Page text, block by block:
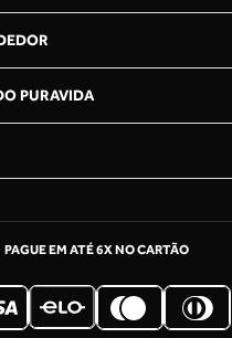
PURAVIDA
PAGUE EM ATÉ 6X NO CARTÃO
ESTÁ NA CENTRAL
PURAVIDA!
SEU PEDIDO
o trajeto da sua encomenda,
a passo.